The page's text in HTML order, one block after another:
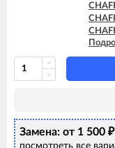
Замена: от 1 500 ₽
посмотреть все